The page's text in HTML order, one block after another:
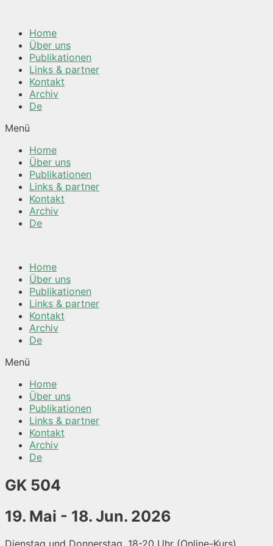
Inhalt Home
Über uns
Publikationen
Links & partner
Kontakt
Archiv
De
Menü
Home
Über uns
Publikationen
Links & partner
Kontakt
Archiv
De
Home
Über uns
Publikationen
Links & partner
Kontakt
Archiv
De
Menü
Home
Über uns
Publikationen
Links & partner
Kontakt
Archiv
De
GK 504
19. Mai - 18. Jun. 2026